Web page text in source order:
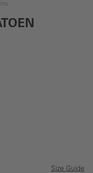
Size Guide